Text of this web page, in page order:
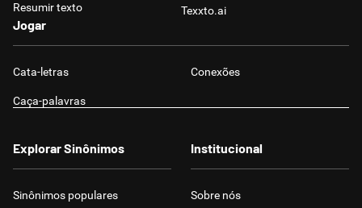
Resumir texto Texxto.ai
Jogar
Cata-letras Conexões
Caça-palavras
Explorar Sinônimos
Sinônimos populares
Institucional
Sobre nós